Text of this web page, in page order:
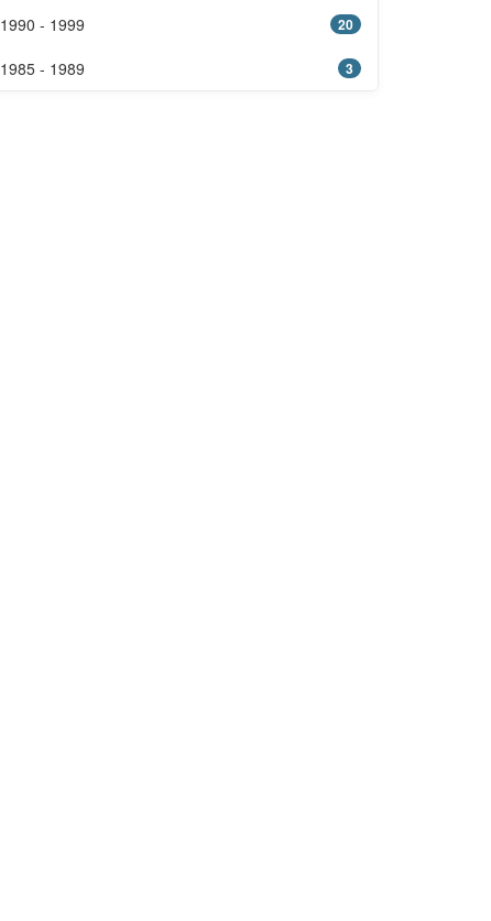
1990 - 1999 20
1985 - 1989 3